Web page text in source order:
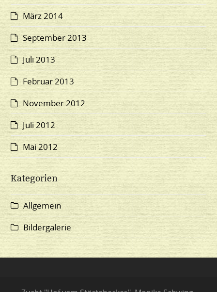
März 2014
September 2013
Juli 2013
Februar 2013
November 2012
Juli 2012
Mai 2012
Kategorien
Allgemein
Bildergalerie